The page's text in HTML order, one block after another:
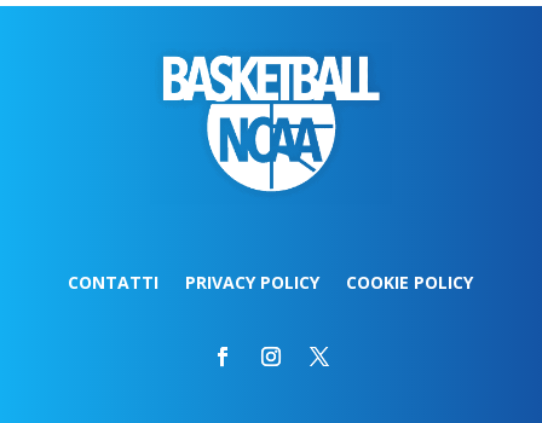
CONTATTI PRIVACY POLICY COOKIE POLICY